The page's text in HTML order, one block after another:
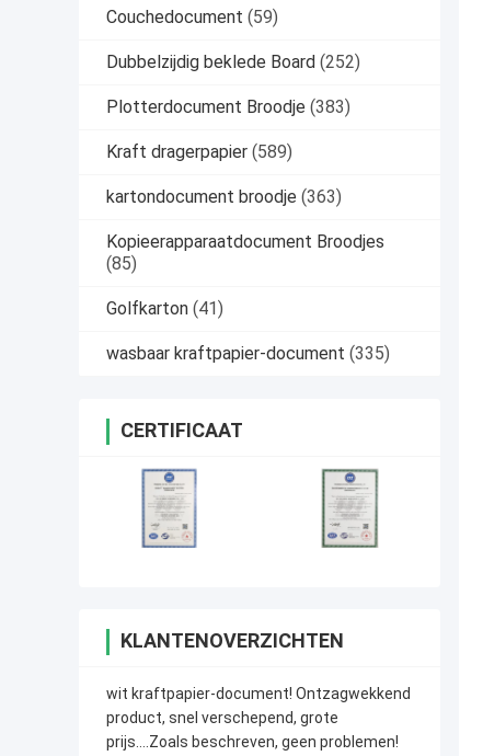
Couchedocument (59)
Dubbelzijdig beklede Board (252)
Plotterdocument Broodje (383)
Kraft dragerpapier (589)
kartondocument broodje (363)
Kopieerapparaatdocument Broodjes
(85)
Golfkarton (41)
wasbaar kraftpapier-document (335)
CERTIFICAAT
KLANTENOVERZICHTEN
wit kraftpapier-document! Ontzagwekkend
product, snel verschepend, grote
prijs….Zoals beschreven, geen problemen!